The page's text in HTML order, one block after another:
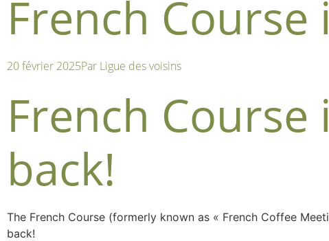
French Course
20 février 2025Par Ligue des voisins
French Course
back!
The French Course (formerly known as « French Coffee
back!